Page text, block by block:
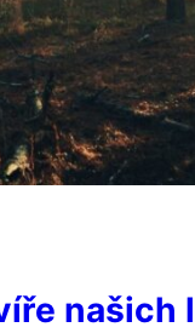
našich